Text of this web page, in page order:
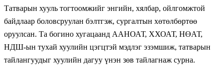
Татварын хууль тогтоомжийг энгийн, хялбар, ойлгомжтой
байдлаар боловсруулан бэлтгэж, сургалтын хөтөлбөртөө
оруулсан. Та богино хугацаанд ААНОАТ, ХХОАТ, НӨАТ,
НДШ-ын тухай хуулийн цэгцтэй мэдлэг эзэмшиж, татварын
тайлангуудыг хуулийн дагуу үнэн зөв тайлагнаж сурна.